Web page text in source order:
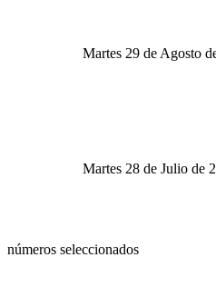
Martes 29 de Agosto
Martes 28 de Julio de
números seleccionados